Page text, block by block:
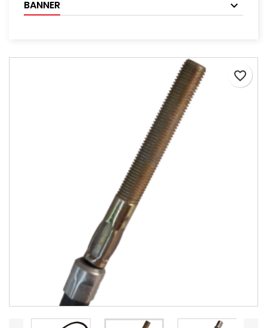
BANNER
favorite_border